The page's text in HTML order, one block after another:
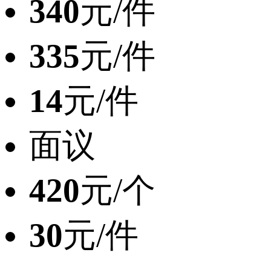
340元/件
335元/件
14元/件
面议
420元/个
30元/件